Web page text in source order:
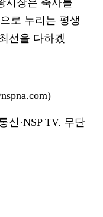
시장은 축사를
로 누리는 평생
선을 다하겠
신·NSP TV. 무단